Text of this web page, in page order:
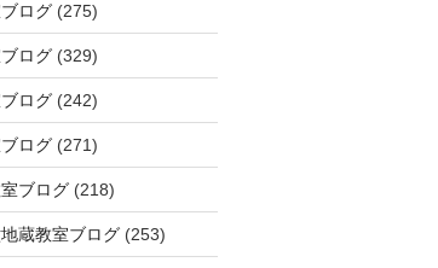
ログ(275)
ログ(329)
ログ(242)
ログ(271)
ブログ(218)
蔵教室ブログ(253)